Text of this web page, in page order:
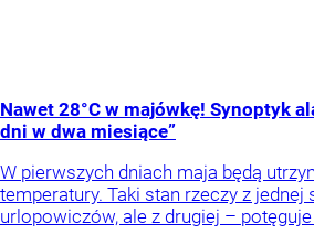
Nawet 28°C w majówkę! Synoptyk
dni w dwa miesiące”
W pierwszych dniach maja będą
temperatury. Taki stan rzeczy z jednej
urlopowiczów, ale z drugiej –